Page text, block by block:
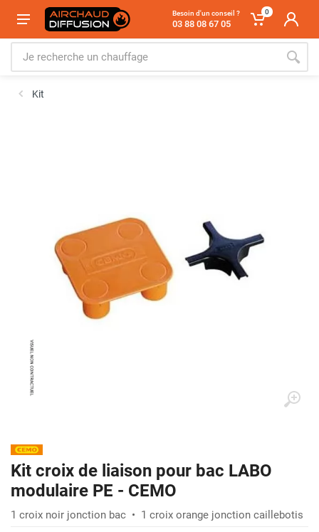
Besoin d'un conseil ?
03 88 08 67 05
0
Kit
Kit croix de liaison pour bac LABO
modulaire PE - CEMO
1 croix noir jonction bac • 1 croix orange jonction caillebotis